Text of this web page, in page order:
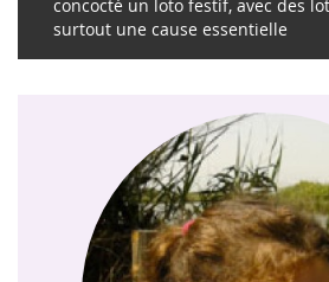
concocté un loto festif, avec des
surtout une cause essentielle